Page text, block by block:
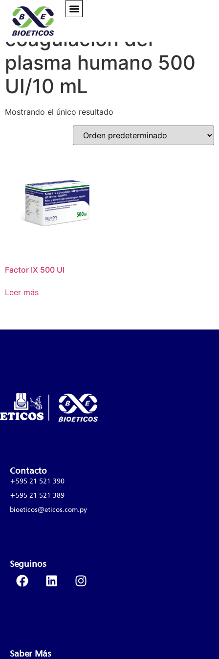
Factor IX de la
coagulación del
plasma humano 500
UI/10 mL
Mostrando el único resultado
Factor IX 500 UI
Leer más
Saber Más
Contacto
+595 21 521 390
+595 21 521 389
bioeticos@eticos.com.py
Seguinos